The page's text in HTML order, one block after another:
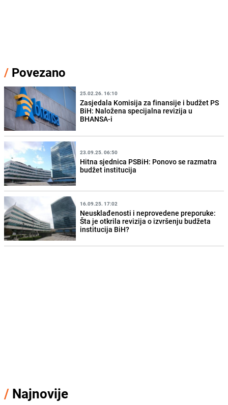
/ Povezano
25.02.26. 16:10
Zasjedala Komisija za finansije i budžet PS
BiH: Naložena specijalna revizija u
BHANSA-i
23.09.25. 06:50
Hitna sjednica PSBiH: Ponovo se razmatra
budžet institucija
16.09.25. 17:02
Neusklađenosti i neprovedene preporuke:
Šta je otkrila revizija o izvršenju budžeta
institucija BiH?
/ Najnovije